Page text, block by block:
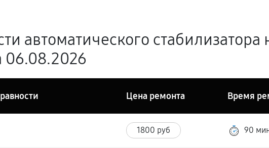
автоматического
Цена ремонта Время
1800 руб 90